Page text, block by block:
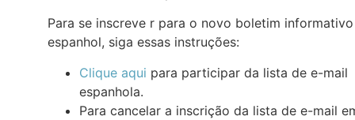
Para se inscreve r para o novo boletim informativo
espanhol, siga essas instruções:
Clique aqui para participar da lista de e-mail
espanhola.
Para cancelar a inscrição da lista de e-mail